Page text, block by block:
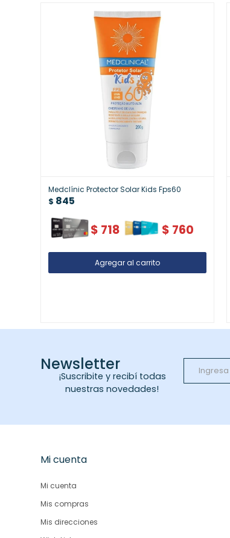
Medclínic Protector Solar Kids Fps60
$ 845
$ 718 $ 760
Newsletter
¡Suscribite y recibí todas
nuestras novedades!
Mi cuenta
Mi cuenta
Mis compras
Mis direcciones